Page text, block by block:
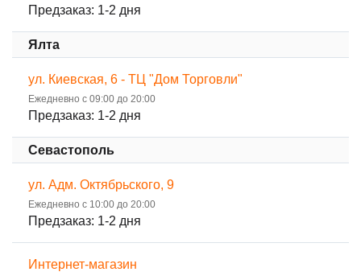
Предзаказ: 1-2 дня
Ялта
ул. Киевская, 6 - ТЦ "Дом Торговли"
Ежедневно с 09:00 до 20:00
Предзаказ: 1-2 дня
Севастополь
ул. Адм. Октябрьского, 9
Ежедневно с 10:00 до 20:00
Предзаказ: 1-2 дня
Интернет-магазин